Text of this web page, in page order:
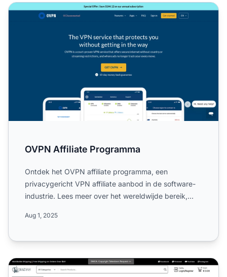
OVPN Affiliate Programma
OVPN Affiliate Programma
Ontdek het OVPN affiliate programma, een
privacygericht VPN affiliate aanbod in de software-
industrie. Lees meer over het wereldwijde bereik,
Aug 1, 2025
Ootddress Affiliate Programma